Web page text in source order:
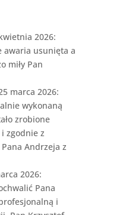
2026:
awaria usunięta a
miły Pan
marca 2026:
wykonaną
zrobione
zgodnie z
Andrzeja z
2026:
Pana
i